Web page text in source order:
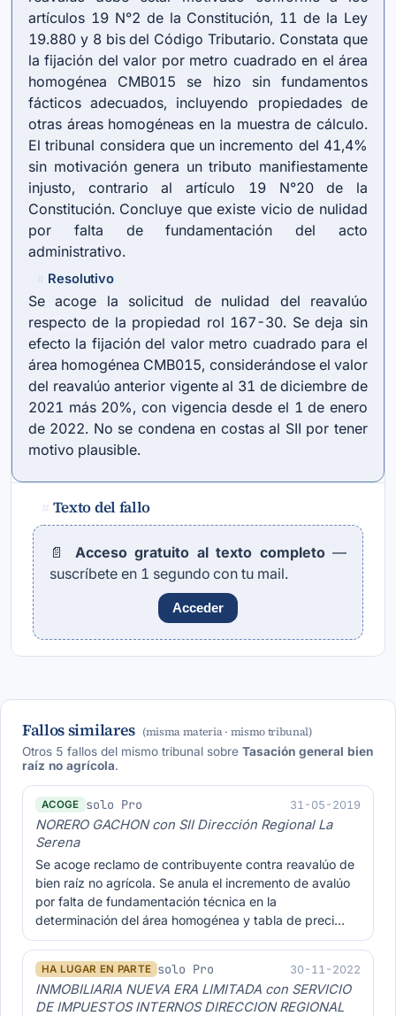
artículos 19 N°2 de la Constitución, 11 de la Ley
19.880 y 8 bis del Código Tributario. Constata que
la fijación del valor por metro cuadrado en el área
homogénea CMB015 se hizo sin fundamentos
fácticos adecuados, incluyendo propiedades de
otras áreas homogéneas en la muestra de cálculo.
El tribunal considera que un incremento del 41,4%
sin motivación genera un tributo manifiestamente
injusto, contrario al artículo 19 N°20 de la
Constitución. Concluye que existe vicio de nulidad
por falta de fundamentación del acto
administrativo.
Resolutivo
Se acoge la solicitud de nulidad del reavalúo
respecto de la propiedad rol 167-30. Se deja sin
efecto la fijación del valor metro cuadrado para el
área homogénea CMB015, considerándose el valor
del reavalúo anterior vigente al 31 de diciembre de
2021 más 20%, con vigencia desde el 1 de enero
de 2022. No se condena en costas al SII por tener
motivo plausible.
# Texto del fallo
📄 Acceso gratuito al texto completo—
suscríbete en 1 segundo con tu mail.
Acceder
Fallos similares (misma materia · mismo tribunal)
Otros 5 fallos del mismo tribunal sobre Tasación general bien
raíz no agrícola.
ACOGE solo Pro 31-05-2019
NORERO GACHON con SII Dirección Regional La
Serena
Se acoge reclamo de contribuyente contra reavalúo de
bien raíz no agrícola. Se anula el incremento de avalúo
por falta de fundamentación técnica en la
determinación del área homogénea y tabla de preci…
HA LUGAR EN PARTE solo Pro 30-11-2022
INMOBILIARIA NUEVA ERA LIMITADA con SERVICIO
DE IMPUESTOS INTERNOS DIRECCION REGIONAL